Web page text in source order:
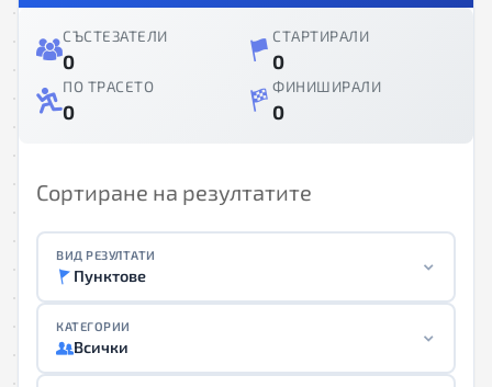
СЪСТЕЗАТЕЛИ
0
СТАРТИРАЛИ
0
ПО ТРАСЕТО
0
ФИНИШИРАЛИ
0
Сортиране на резултатите
ВИД РЕЗУЛТАТИ
Пунктове
КАТЕГОРИИ
Всички